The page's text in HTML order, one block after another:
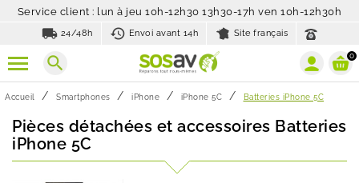
Service client : lun à jeu 10h-12h30 13h30-17h ven 10h-12h30h
local_shipping 24/48h history_toggle_off
Envoi avant 14h Site français
search 0
Accueil Smartphones iPhone iPhone 5C Batteries iPhone 5C
Pièces détachées et accessoires Batteries
iPhone 5C